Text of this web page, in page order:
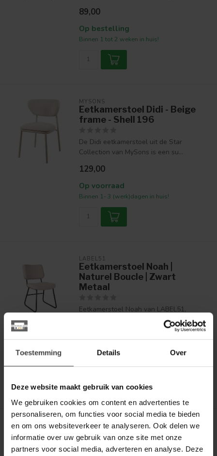
Toestemming Details Over
Deze website maakt gebruik van cookies
We gebruiken cookies om content en advertenties te
personaliseren, om functies voor social media te bieden
en om ons websiteverkeer te analyseren. Ook delen we
informatie over uw gebruik van onze site met onze
partners voor social media, adverteren en analyse. Deze
89,00
Op bestelling
Binnen 1 tot 2 weken in huis!
MYSONS
Eetkamerstoel Didi - Beige
frame - Shell 196
De Didi eetkamerstoel uit de Star
Collection van MySons is een su...
129,00
Op voorraad
Binnen 1- 3 (werk)dagen in huis!
LABEL51
Eetkamerstoel Noah |
Naturel Boucle | Zwart
Metaal
Eetkamerstoel Noah van LABEL51,
uitgevoerd in naturel bouclé is een p...
109,00
Op bestelling
LABEL51
Eetkamerstoel Kaito -
Naturel - Naturel Frame